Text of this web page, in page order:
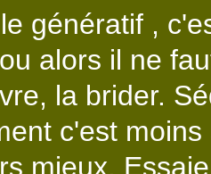
génératif ,
alors il ne
la brider.
c'est
mieux.